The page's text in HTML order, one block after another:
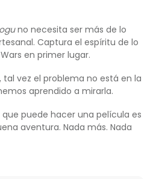
no necesita ser más de lo
Captura el espíritu de lo
en primer lugar.
tal vez el problema no está en la
aprendido a mirarla.
puede hacer una película es
aventura. Nada más. Nada